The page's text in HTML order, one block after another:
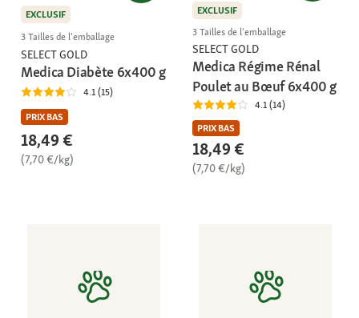
EXCLUSIF
3 Tailles de l'emballage
SELECT GOLD
Medica Diabète 6x400 g
4.1 (15)
PRIX BAS
18,49 €
(7,70 €/kg)
EXCLUSIF
3 Tailles de l'emballage
SELECT GOLD
Medica Régime Rénal
Poulet au Bœuf 6x400 g
4.1 (14)
PRIX BAS
18,49 €
(7,70 €/kg)